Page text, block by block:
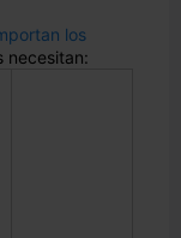
los
necesitan: